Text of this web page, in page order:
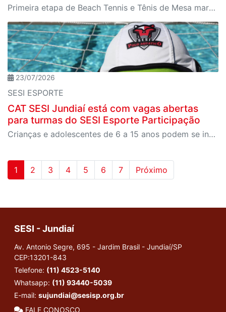
Primeira etapa de Beach Tennis e Tênis de Mesa marcou o início da temporada com disputas emocionantes, promovendo integração e espírito esportivo entre os participantes.
23/07/2026
SESI ESPORTE
CAT SESI Jundiaí está com vagas abertas
para turmas do SESI Esporte Participação
Crianças e adolescentes de 6 a 15 anos podem se inscrever em modalidades esportivas como polo aquático, vôlei e handebol.
1 2 3 4 5 6 7 Próximo
SESI - Jundiaí
Av. Antonio Segre, 695 - Jardim Brasil - Jundiaí/SP
CEP:13201-843
Telefone: (11) 4523-5140
Whatsapp: (11) 93440-5039
E-mail: sujundiai@sesisp.org.br
FALE CONOSCO